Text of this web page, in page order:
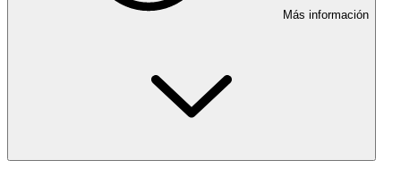
Más información